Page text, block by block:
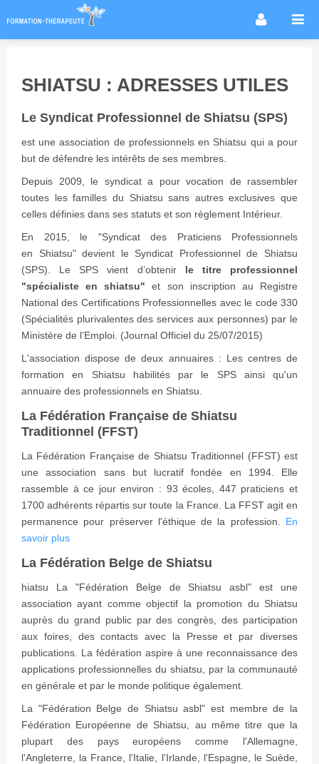
Thérapies / méthodes
Écoles
Conseils formation
Annuaire des praticiens
Forum
SHIATSU : ADRESSES UTILES
Le Syndicat Professionnel de Shiatsu (SPS)
est une association de professionnels en Shiatsu qui a pour
but de défendre les intérêts de ses membres.
Depuis 2009, le syndicat a pour vocation de rassembler
toutes les familles du Shiatsu sans autres exclusives que
celles définies dans ses statuts et son règlement Intérieur.
En 2015, le "Syndicat des Praticiens Professionnels
en Shiatsu" devient le Syndicat Professionnel de Shiatsu
(SPS). Le SPS vient d’obtenir le titre professionnel
"spécialiste en shiatsu"et son inscription au Registre
National des Certifications Professionnelles avec le code 330
(Spécialités plurivalentes des services aux personnes) par le
Ministère de l’Emploi. (Journal Officiel du 25/07/2015)
L'association dispose de deux annuaires : Les centres de
formation en Shiatsu habilités par le SPS ainsi qu'un
annuaire des professionnels en Shiatsu.
La Fédération Française de Shiatsu
Traditionnel (FFST)
La Fédération Française de Shiatsu Traditionnel (FFST) est
une association sans but lucratif fondée en 1994. Elle
rassemble à ce jour environ : 93 écoles, 447 praticiens et
1700 adhérents répartis sur toute la France. La FFST agit en
permanence pour préserver l'éthique de la profession. En
savoir plus
La Fédération Belge de Shiatsu
hiatsu La "Fédération Belge de Shiatsu asbl" est une
association ayant comme objectif la promotion du Shiatsu
auprès du grand public par des congrès, des participation
aux foires, des contacts avec la Presse et par diverses
publications. La fédération aspire à une reconnaissance des
applications professionnelles du shiatsu, par la communauté
en générale et par le monde politique également.
La "Fédération Belge de Shiatsu asbl" est membre de la
Fédération Européenne de Shiatsu, au même titre que la
plupart des pays européens comme l'Allemagne,
l'Angleterre, la France, l'Italie, l'Irlande, l'Espagne, le Suède,